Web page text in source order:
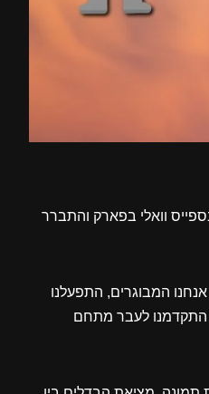
וואלי בפארק והתברר
המבוגרים, התפעלנו
התקדמנו לעבר מתחם